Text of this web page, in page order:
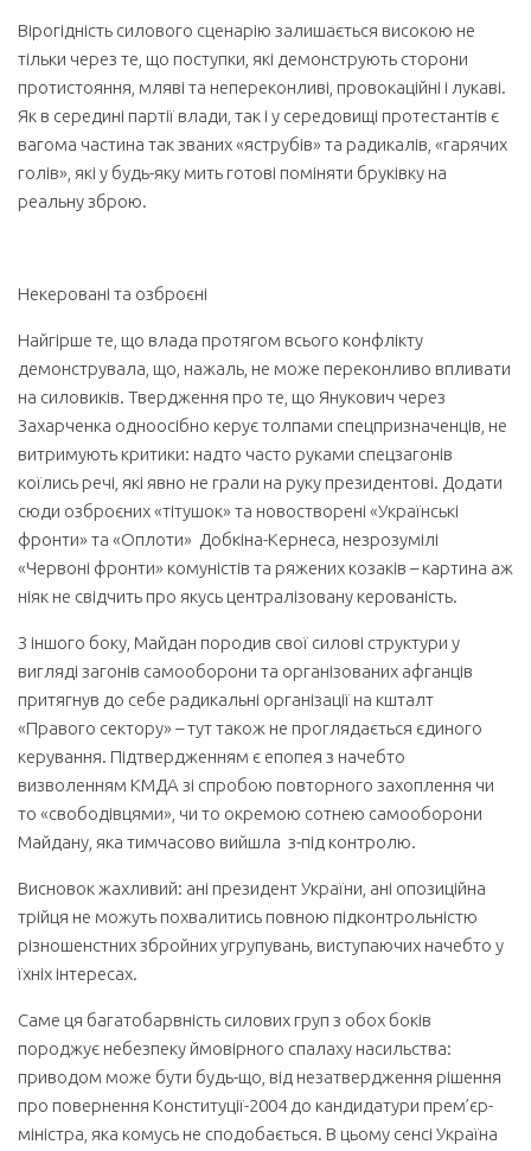
Вірогідність силового сценарію залишається високою не
тільки через те, що поступки, які демонструють сторони
протистояння, мляві та непереконливі, провокаційні і лукаві.
Як в середині партії влади, так і у середовищі протестантів є
вагома частина так званих «яструбів» та радикалів, «гарячих
голів», які у будь-яку мить готові поміняти бруківку на
реальну зброю.
Некеровані та озброєні
Найгірше те, що влада протягом всього конфлікту
демонструвала, що, нажаль, не може переконливо впливати
на силовиків. Твердження про те, що Янукович через
Захарченка одноосібно керує толпами спецпризначенців, не
витримують критики: надто часто руками спецзагонів
коїлись речі, які явно не грали на руку президентові. Додати
сюди озброєних «тітушок» та новостворені «Українські
фронти» та «Оплоти» Добкіна-Кернеса, незрозумілі
«Червоні фронти» комуністів та ряжених козаків – картина аж
ніяк не свідчить про якусь централізовану керованість.
З іншого боку, Майдан породив свої силові структури у
вигляді загонів самооборони та організованих афганців
притягнув до себе радикальні організації на кшталт
«Правого сектору» – тут також не проглядається єдиного
керування. Підтвердженням є епопея з начебто
визволенням КМДА зі спробою повторного захоплення чи
то «свободівцями», чи то окремою сотнею самооборони
Майдану, яка тимчасово вийшла з-під контролю.
Висновок жахливий: ані президент України, ані опозиційна
трійця не можуть похвалитись повною підконтрольністю
різношенстних збройних угрупувань, виступаючих начебто у
їхніх інтересах.
Саме ця багатобарвність силових груп з обох боків
породжує небезпеку ймовірного спалаху насильства:
приводом може бути будь-що, від незатвердження рішення
про повернення Конституції-2004 до кандидатури прем’єр-
міністра, яка комусь не сподобається. В цьому сенсі Україна